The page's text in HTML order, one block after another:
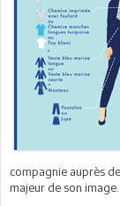
compagnie auprès
majeur de son image.